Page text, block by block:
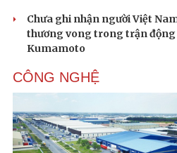
Chưa ghi nhận người Việt
thương vong trong trận động
Kumamoto
CÔNG NGHỆ